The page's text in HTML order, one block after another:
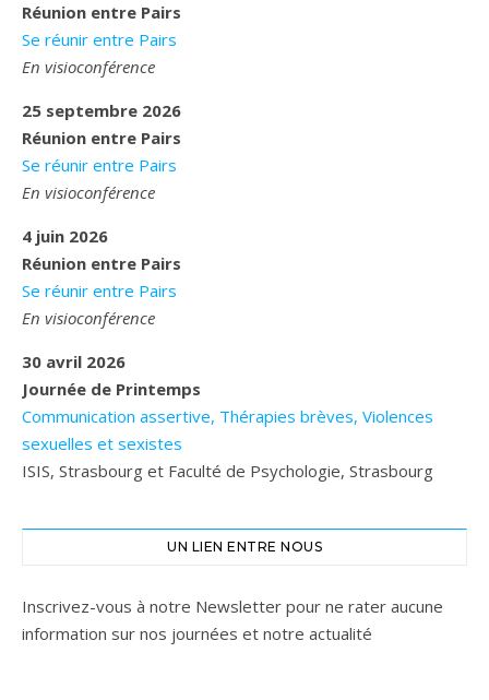
Réunion entre Pairs
Se réunir entre Pairs
En visioconférence
25 septembre 2026
Réunion entre Pairs
Se réunir entre Pairs
En visioconférence
4 juin 2026
Réunion entre Pairs
Se réunir entre Pairs
En visioconférence
30 avril 2026
Journée de Printemps
Communication assertive, Thérapies brèves, Violences
sexuelles et sexistes
ISIS, Strasbourg et Faculté de Psychologie, Strasbourg
UN LIEN ENTRE NOUS
Inscrivez-vous à notre Newsletter pour ne rater aucune
information sur nos journées et notre actualité